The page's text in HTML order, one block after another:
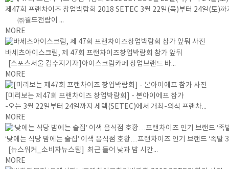
제47회 프랜차이즈 창업박람회 2018 SETEC 3월 22일(목)부터 24일(토)까
㈜월드전람이 ...
MORE
바세츠아이스크림, 제 47회 프랜차이즈창업박람회 참가 앞둬
[스포츠서울 김수지기자]아이스크림카페 창업브랜드 바...
MORE
[미리보는 제47회 프랜차이즈 창업박람회] - 본아이에프 참가
-오는 3월 22일부터 24일까지 세텍(SETEC)에서 개최-외식 프랜차...
MORE
‘낮에는 식당 밤에는 술집’ 이색 음식점 호황…프랜차이즈 인기 브랜드 ‘족발
[뉴스워커_소비자뉴스팀] 최근 들어 낮과 밤 시간...
MORE